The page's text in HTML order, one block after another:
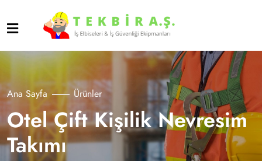
Ana Sayfa Ürünler
Otel Çift Kişilik Nevresim
Takımı